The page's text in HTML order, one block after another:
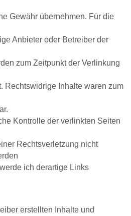
Gewähr übernehmen. Für die
Anbieter oder Betreiber der
zum Zeitpunkt der Verlinkung
Rechtswidrige Inhalte waren zum
Kontrolle der verlinkten Seiten
Rechtsverletzung nicht
ich derartige Links
erstellten Inhalte und